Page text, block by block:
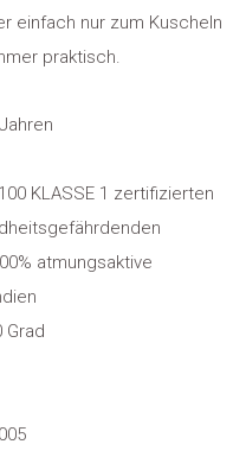
einfach nur zum Kuscheln
praktisch.
KLASSE 1 zertifizierten
atmungsaktive
Grad